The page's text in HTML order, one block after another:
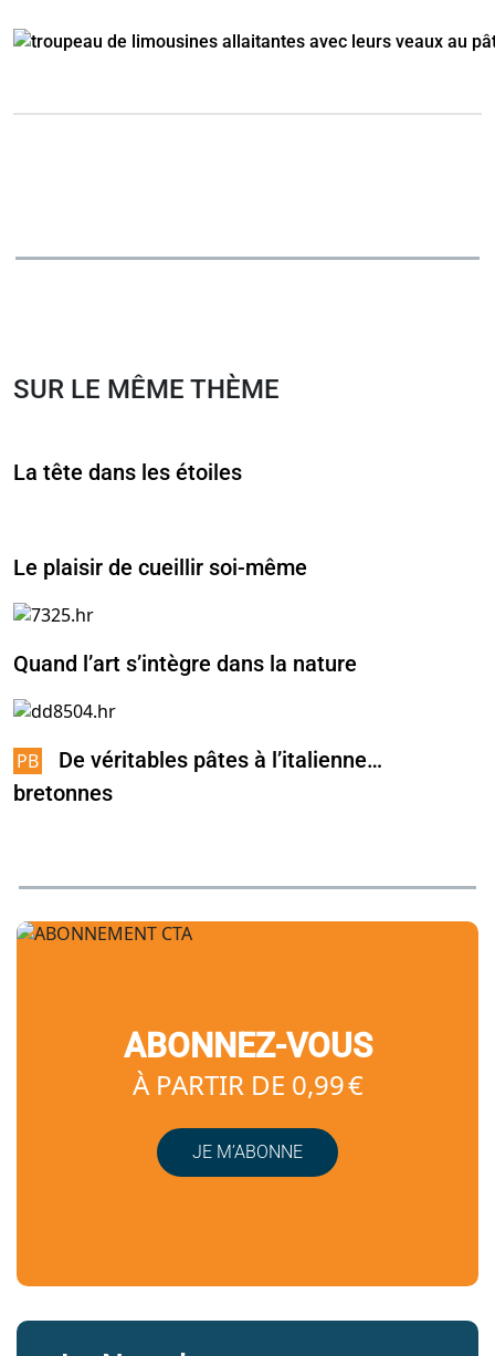
SUR LE MÊME THÈME
La tête dans les étoiles
Le plaisir de cueillir soi-même
Quand l’art s’intègre dans la nature
De véritables pâtes à l’italienne…
bretonnes
ABONNEZ-VOUS
À PARTIR DE 0,99 €
JE M’ABONNE